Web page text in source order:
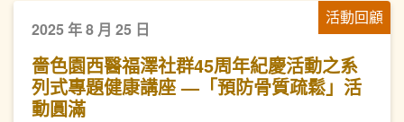
活動回顧
2025 年 8 月 25 日
嗇色園西醫福澤社群45周年紀慶活動之系
列式專題健康講座 —「預防骨質疏鬆」活
動圓滿